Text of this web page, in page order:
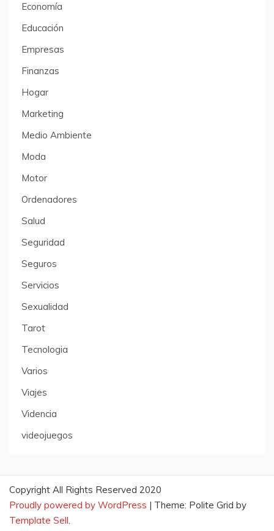
Economía
Educación
Empresas
Finanzas
Hogar
Marketing
Medio Ambiente
Moda
Motor
Ordenadores
Salud
Seguridad
Seguros
Servicios
Sexualidad
Tarot
Tecnologia
Varios
Viajes
Videncia
videojuegos
Copyright All Rights Reserved 2020
Proudly powered by WordPress | Theme: Polite Grid by
Template Sell.